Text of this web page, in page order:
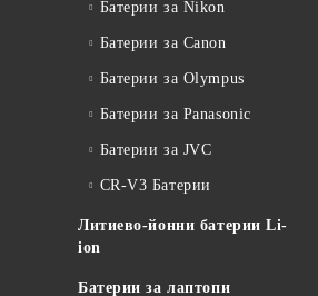
Батерии за Nikon
Батерии за Canon
Батерии за Olympus
Батерии за Panasonic
Батерии за JVC
CR-V3 Батерии
Литиево-йонни батерии Li-
ion
Батерии за лаптопи